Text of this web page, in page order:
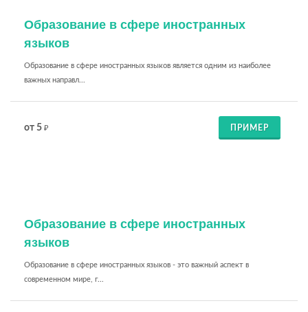
Образование в сфере иностранных
языков
Образование в сфере иностранных языков является одним из наиболее
важных направл...
от 5 ₽ ПРИМЕР
Образование в сфере иностранных
языков
Образование в сфере иностранных языков - это важный аспект в
современном мире, г...